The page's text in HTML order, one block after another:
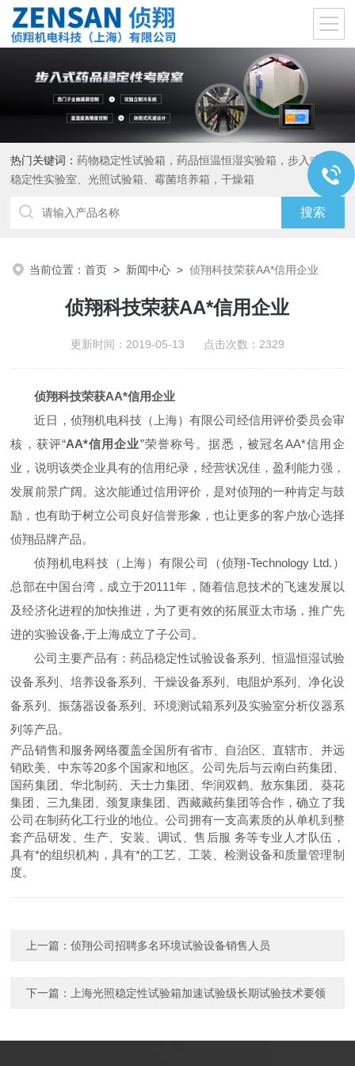
热门关键词：药物稳定性试验箱，药品恒温恒湿实验箱，步入式药品
稳定性实验室、光照试验箱、霉菌培养箱，干燥箱
当前位置：首页 > 新闻中心 >侦翔科技荣获AA*信用企业
侦翔科技荣获AA*信用企业
更新时间：2019-05-13 点击次数：2329
侦翔科技荣获AA*信用企业
近日，侦翔机电科技（上海）有限公司经信用评价委员会审
核，获评“AA*信用企业”荣誉称号。据悉，被冠名AA*信用企
业，说明该类企业具有的信用纪录，经营状况佳，盈利能力强，
发展前景广阔。这次能通过信用评价，是对侦翔的一种肯定与鼓
励，也有助于树立公司良好信誉形象，也让更多的客户放心选择
侦翔品牌产品。
侦翔机电科技（上海）有限公司（侦翔-Technology Ltd.）
总部在中国台湾，成立于20111年，随着信息技术的飞速发展以
及经济化进程的加快推进，为了更有效的拓展亚太市场，推广先
进的实验设备,于上海成立了子公司。
公司主要产品有：药品稳定性试验设备系列、恒温恒湿试验
设备系列、培养设备系列、干燥设备系列、电阻炉系列、净化设
备系列、振荡器设备系列、环境测试箱系列及实验室分析仪器系
列等产品。
产品销售和服务网络覆盖全国所有省市、自治区、直辖市、并远
销欧美、中东等20多个国家和地区。公司先后与云南白药集团、
国药集团、华北制药、天士力集团、华润双鹤、敖东集团、葵花
集团、三九集团、颈复康集团、西藏藏药集团等合作，确立了我
公司在制药化工行业的地位。公司拥有一支高素质的从单机到整
套产品研发、生产、安装、调试、售后服 务等专业人才队伍，
具有*的组织机构，具有*的工艺、工装、检测设备和质量管理制
度。
上一篇：侦翔公司招聘多名环境试验设备销售人员
下一篇： 上海光照稳定性试验箱加速试验级长期试验技术要领